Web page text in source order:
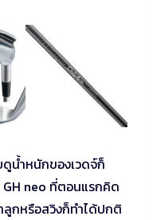
น้ำหนักของเวดจ์ก็
neo ที่ตอนแรกคิด
ลูกหรือสวิงก็ทำได้ปกติ